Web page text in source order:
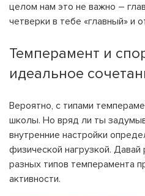
целом нам это не важно –
четверки в тебе «главный» и
Темперамент и
идеальное
Вероятно, с типами
школы. Но вряд ли ты
внутренние настройки
физической нагрузкой. Давай
разных типов темперамента
активности.